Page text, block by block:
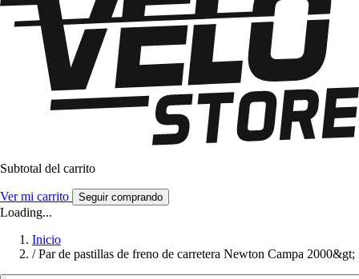
Subtotal del carrito
Ver mi carrito Seguir comprando
Loading...
Inicio
/ Par de pastillas de freno de carretera Newton Campa 2000&gt;